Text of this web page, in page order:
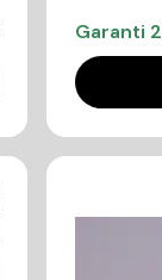
Garanti 2